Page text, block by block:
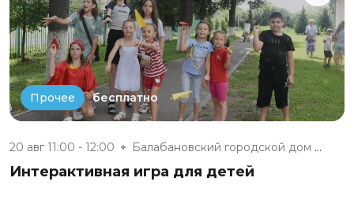
Прочее бесплатно
20 авг 11:00 - 12:00 Балабановский городской дом ку...
Интерактивная игра для детей